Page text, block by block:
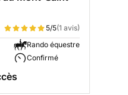
5/5(1 avis)
Rando équestre
Confirmé